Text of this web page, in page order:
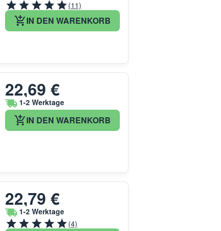
(11)
IN DEN WARENKORB
22,69 €
1-2 Werktage
IN DEN WARENKORB
22,79 €
1-2 Werktage
(4)